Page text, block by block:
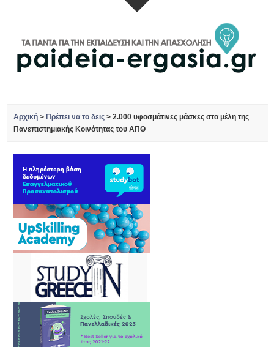
Αρχική > Πρέπει να το δεις >2.000 υφασμάτινες μάσκες στα μέλη της
Πανεπιστημιακής Κοινότητας του ΑΠΘ